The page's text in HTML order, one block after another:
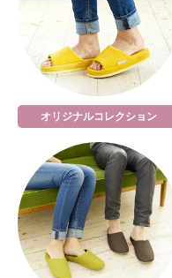
オリジナルコレクション